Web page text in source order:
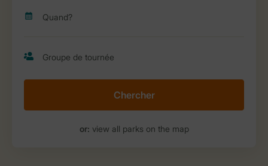
Chercher
or: view all parks on the map